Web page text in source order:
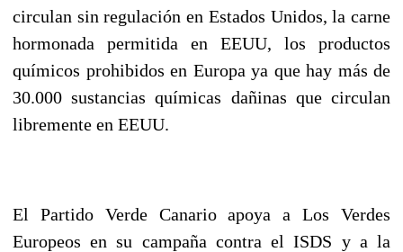
circulan sin regulación en Estados Unidos, la carne
hormonada permitida en EEUU, los productos
químicos prohibidos en Europa ya que hay más de
30.000 sustancias químicas dañinas que circulan
libremente en EEUU.
El Partido Verde Canario apoya a Los Verdes
Europeos en su campaña contra el ISDS y a la